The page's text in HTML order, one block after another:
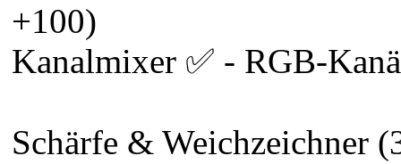
+100)
Kanalmixer ✅ - RGB-
Schärfe & Weichzeichner